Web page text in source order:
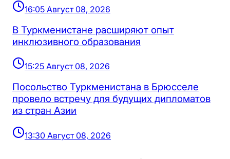
16:05 Август 08, 2026
В Туркменистане расширяют опыт
инклюзивного образования
15:25 Август 08, 2026
Посольство Туркменистана в Брюсселе
провело встречу для будущих дипломатов
из стран Азии
13:30 Август 08, 2026